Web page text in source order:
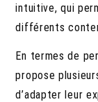
intuitive, qui
différents
En termes de
propose
d’adapter leur